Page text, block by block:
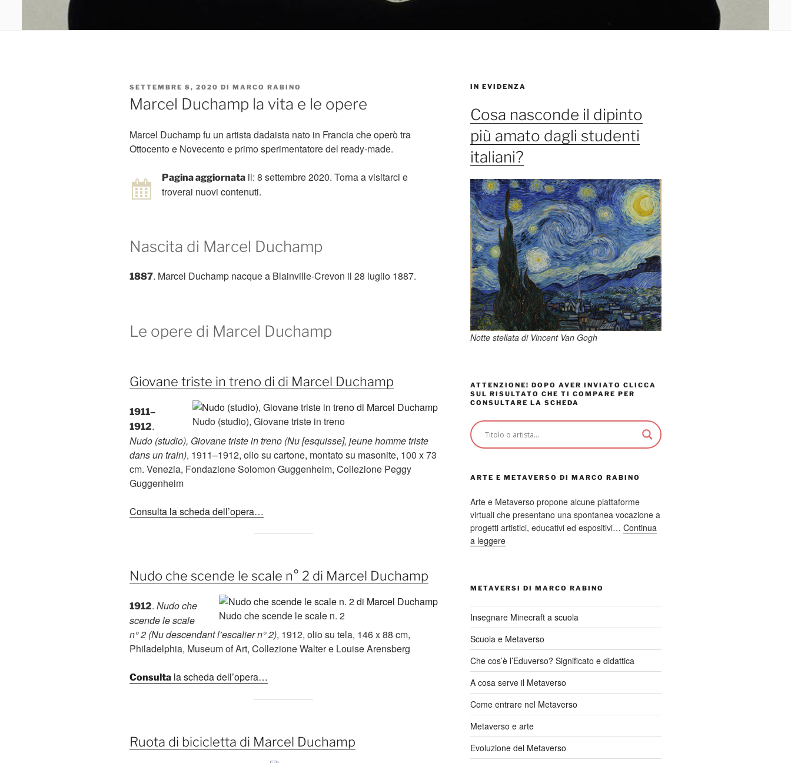
PUBBLICATO
IL
SETTEMBRE 8, 2020 DI MARCO RABINO
Marcel Duchamp la vita e le opere
Marcel Duchamp fu un artista dadaista nato in Francia che operò tra
Ottocento e Novecento e primo sperimentatore del ready-made.
Pagina aggiornata il: 8 settembre 2020. Torna a visitarci e
troverai nuovi contenuti.
Nascita di Marcel Duchamp
1887. Marcel Duchamp nacque a Blainville-Crevon il 28 luglio 1887.
Le opere di Marcel Duchamp
Giovane triste in treno di di Marcel Duchamp
Nudo (studio), Giovane triste in treno
1911–
1912.
Nudo (studio), Giovane triste in treno (Nu [esquisse], jeune homme triste
dans un train), 1911–1912, olio su cartone, montato su masonite, 100 x 73
cm. Venezia, Fondazione Solomon Guggenheim, Collezione Peggy
Guggenheim
Consulta la scheda dell’opera…
Nudo che scende le scale n° 2 di Marcel Duchamp
Nudo che scende le scale n. 2
1912. Nudo che
scende le scale
n° 2 (Nu descendant l’escalier n° 2), 1912, olio su tela, 146 x 88 cm,
Philadelphia, Museum of Art, Collezione Walter e Louise Arensberg
Consulta la scheda dell’opera…
Ruota di bicicletta di Marcel Duchamp
IN EVIDENZA
Cosa nasconde il dipinto
più amato dagli studenti
italiani?
Notte stellata di Vincent Van Gogh
ATTENZIONE! DOPO AVER INVIATO CLICCA
SUL RISULTATO CHE TI COMPARE PER
CONSULTARE LA SCHEDA
ARTE E METAVERSO DI MARCO RABINO
Arte e Metaverso propone alcune piattaforme
virtuali che presentano una spontanea vocazione a
progetti artistici, educativi ed espositivi… Continua
a leggere
METAVERSI DI MARCO RABINO
Insegnare Minecraft a scuola
Scuola e Metaverso
Che cos’è l’Eduverso? Significato e didattica
A cosa serve il Metaverso
Come entrare nel Metaverso
Metaverso e arte
Evoluzione del Metaverso